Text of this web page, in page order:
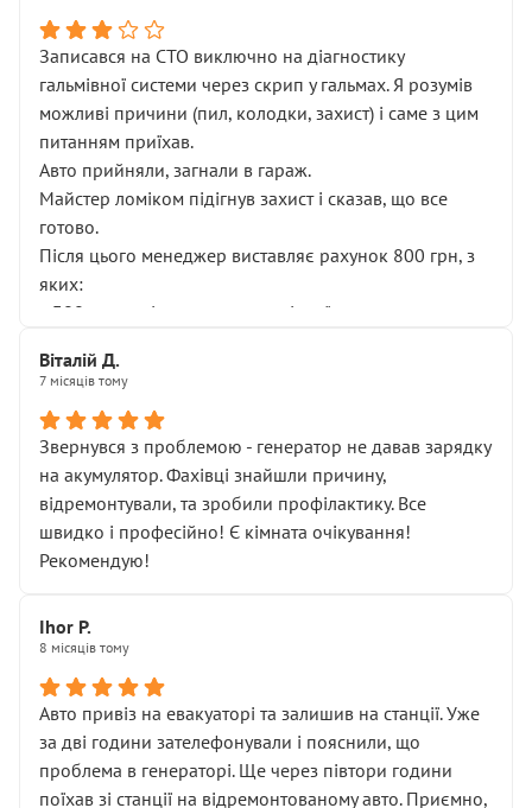
Записався на СТО виключно на діагностику
гальмівної системи через скрип у гальмах. Я розумів
можливі причини (пил, колодки, захист) і саме з цим
питанням приїхав.
Авто прийняли, загнали в гараж.
Майстер ломіком підігнув захист і сказав, що все
готово.
Після цього менеджер виставляє рахунок 800 грн, з
яких:
• 300 грн — діагностика гальмівної системи
НЕ погоджував
послуга. Тим більше, я був поруч і жодної реальної
діагностики ходової не проводилось. Після
зауваження гроші за цю “послугу” повернули, що
лише підтвердило мою правоту.
Але головне — я виїжджаю з боксу, і скрип у гальмах
залишився таким самим, як і був. Тобто оплачена
Далі ситуація тільки погіршилась:
• сказали, що тепер “потрібно знімати колеса”
• що біля авто стояти вже не можна
• почали озвучувати купу додаткових робіт без
чіткого пояснення
( ну все зняли та доробили) дякую!
Окремий момент, який виглядає абсурдно:
Віталій Д.
7 місяців тому
Звернувся з проблемою - генератор не давав зарядку
на акумулятор. Фахівці знайшли причину,
відремонтували, та зробили профілактику. Все
швидко і професійно! Є кімната очікування!
Рекомендую!
Ihor P.
8 місяців тому
Авто привіз на евакуаторі та залишив на станції. Уже
за дві години зателефонували і пояснили, що
проблема в генераторі. Ще через півтори години
поїхав зі станції на відремонтованому авто. Приємно,